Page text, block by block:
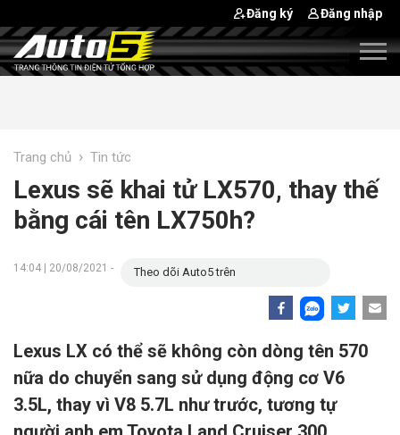
Đăng ký Đăng nhập
Trang chủ › Tin tức
Lexus sẽ khai tử LX570, thay thế
bằng cái tên LX750h?
14:04 | 20/08/2021 - Theo dõi Auto5 trên
Lexus LX có thể sẽ không còn dòng tên 570
nữa do chuyển sang sử dụng động cơ V6
3.5L, thay vì V8 5.7L như trước, tương tự